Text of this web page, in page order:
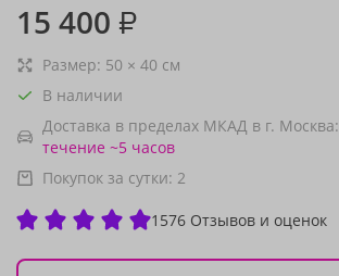
15 400 ₽
Размер: 50 × 40 см
В наличии
Доставка в пределах МКАД в г. Москва:
течение ~5 часов
Покупок за сутки: 2
1576 Отзывов и оценок